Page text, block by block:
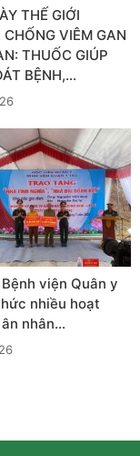
THẾ GIỚI
CHỐNG VIÊM GAN
THUỐC GIÚP
BỆNH,…
viện Quân y
nhiều hoạt
nhân…